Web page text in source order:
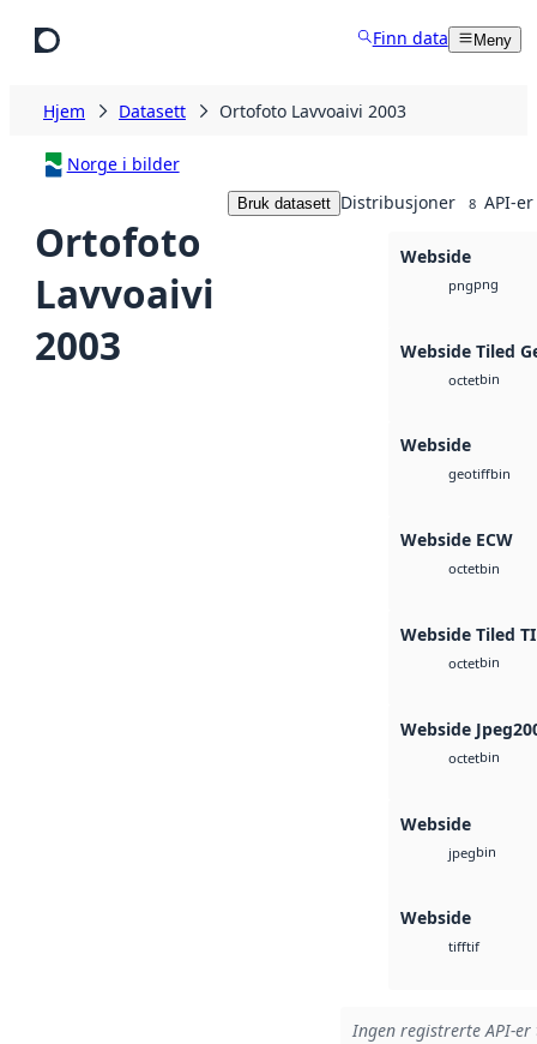
Finn data Meny
Hjem Datasett Ortofoto Lavvoaivi 2003
Norge i bilder
Ortofoto
Lavvoaivi
2003
Bruk datasett Distribusjoner 8 API-er
Webside
pngpng
Webside Tiled
octetbin
Webside
geotiffbin
Webside ECW
octetbin
Webside Tiled
octetbin
Webside
octetbin
Webside
jpegbin
Webside
tifftif
Ingen registrerte API-